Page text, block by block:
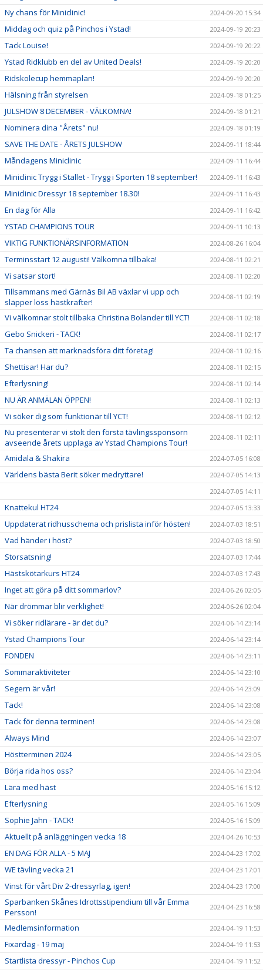
Ny chans för Miniclinic! 2024-09-20 15:34
Middag och quiz på Pinchos i Ystad! 2024-09-19 20:23
Tack Louise! 2024-09-19 20:22
Ystad Ridklubb en del av United Deals! 2024-09-19 20:20
Ridskolecup hemmaplan! 2024-09-19 20:20
Hälsning från styrelsen 2024-09-18 01:25
JULSHOW 8 DECEMBER - VÄLKOMNA! 2024-09-18 01:21
Nominera dina "Årets" nu! 2024-09-18 01:19
SAVE THE DATE - ÅRETS JULSHOW 2024-09-11 18:44
Måndagens Miniclinic 2024-09-11 16:44
Miniclinic Trygg i Stallet - Trygg i Sporten 18 september! 2024-09-11 16:43
Miniclinic Dressyr 18 september 18.30! 2024-09-11 16:43
En dag för Alla 2024-09-11 16:42
YSTAD CHAMPIONS TOUR 2024-09-11 10:13
VIKTIG FUNKTIONÄRSINFORMATION 2024-08-26 16:04
Terminsstart 12 augusti! Välkomna tillbaka! 2024-08-11 02:21
Vi satsar stort! 2024-08-11 02:20
Tillsammans med Gärnäs Bil AB växlar vi upp och
släpper loss hästkrafter!
2024-08-11 02:19
Vi välkomnar stolt tillbaka Christina Bolander till YCT! 2024-08-11 02:18
Gebo Snickeri - TACK! 2024-08-11 02:17
Ta chansen att marknadsföra ditt företag! 2024-08-11 02:16
Shettisar! Har du? 2024-08-11 02:15
Efterlysning! 2024-08-11 02:14
NU ÄR ANMÄLAN ÖPPEN! 2024-08-11 02:13
Vi söker dig som funktionär till YCT! 2024-08-11 02:12
Nu presenterar vi stolt den första tävlingssponsorn
avseende årets upplaga av Ystad Champions Tour!
2024-08-11 02:11
Amidala & Shakira 2024-07-05 16:08
Världens bästa Berit söker medryttare!
2024-07-05 14:13
2024-07-05 14:11
Knattekul HT24 2024-07-05 13:33
Uppdaterat ridhusschema och prislista inför hösten! 2024-07-03 18:51
Vad händer i höst? 2024-07-03 18:50
Storsatsning! 2024-07-03 17:44
Hästskötarkurs HT24 2024-07-03 17:43
Inget att göra på ditt sommarlov? 2024-06-26 02:05
När drömmar blir verklighet! 2024-06-26 02:04
Vi söker ridlärare - är det du? 2024-06-14 23:14
Ystad Champions Tour 2024-06-14 23:14
FONDEN 2024-06-14 23:11
Sommaraktiviteter 2024-06-14 23:10
Segern är vår! 2024-06-14 23:09
Tack! 2024-06-14 23:08
Tack för denna terminen! 2024-06-14 23:08
Always Mind 2024-06-14 23:07
Höstterminen 2024 2024-06-14 23:05
Börja rida hos oss? 2024-06-14 23:04
Lära med häst 2024-05-16 15:12
Efterlysning 2024-05-16 15:09
Sophie Jahn - TACK! 2024-05-16 15:09
Aktuellt på anläggningen vecka 18 2024-04-26 10:53
EN DAG FÖR ALLA - 5 MAJ 2024-04-23 17:02
WE tävling vecka 21 2024-04-23 17:01
Vinst för vårt Div 2-dressyrlag, igen! 2024-04-23 17:00
Sparbanken Skånes Idrottsstipendium till vår Emma
Persson!
2024-04-23 16:58
Medlemsinformation 2024-04-19 11:53
Fixardag - 19 maj 2024-04-19 11:53
Startlista dressyr - Pinchos Cup 2024-04-19 11:52